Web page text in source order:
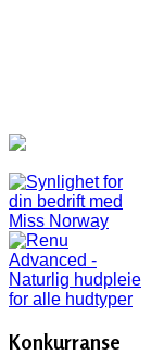
Konkurranse